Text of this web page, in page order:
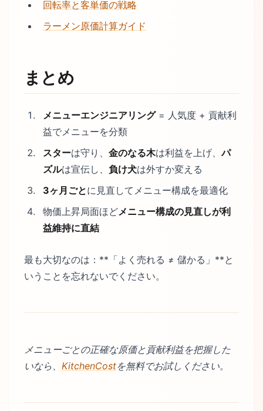
回転率と客単価の戦略
ラーメン原価計算ガイド
まとめ
メニューエンジニアリング= 人気度 + 貢献利
益でメニューを分類
スターは守り、 金のなる木は利益を上げ、パ
ズルは宣伝し、 負け犬は外すか変える
3ヶ月ごとに見直してメニュー構成を最適化
物価上昇局面ほどメニュー構成の見直しが利
益維持に直結
最も大切なのは：**「よく売れる ≠ 儲かる」**と
いうことを忘れないでください。
メニューごとの正確な原価と貢献利益を把握した
いなら、 KitchenCostを無料でお試しください。